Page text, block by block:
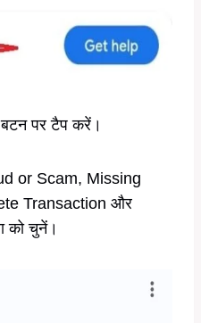
पर टैप करें।
or Scam, Missing
Transaction और
को चुनें।